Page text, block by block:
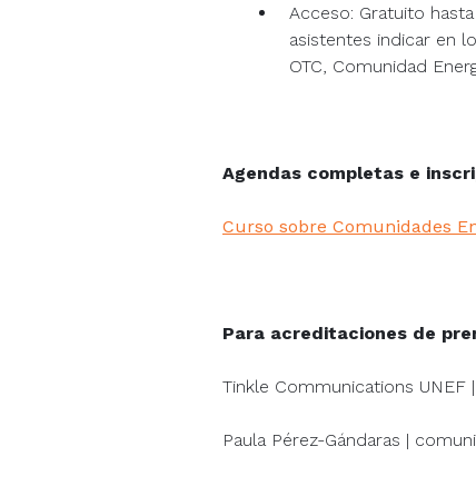
Acceso: Gratuito
asistentes indicar en
OTC, Comunidad
Agendas completas e
Curso sobre Comunidades
Para acreditaciones de
Tinkle Communications UNEF
Paula Pérez-Gándaras |